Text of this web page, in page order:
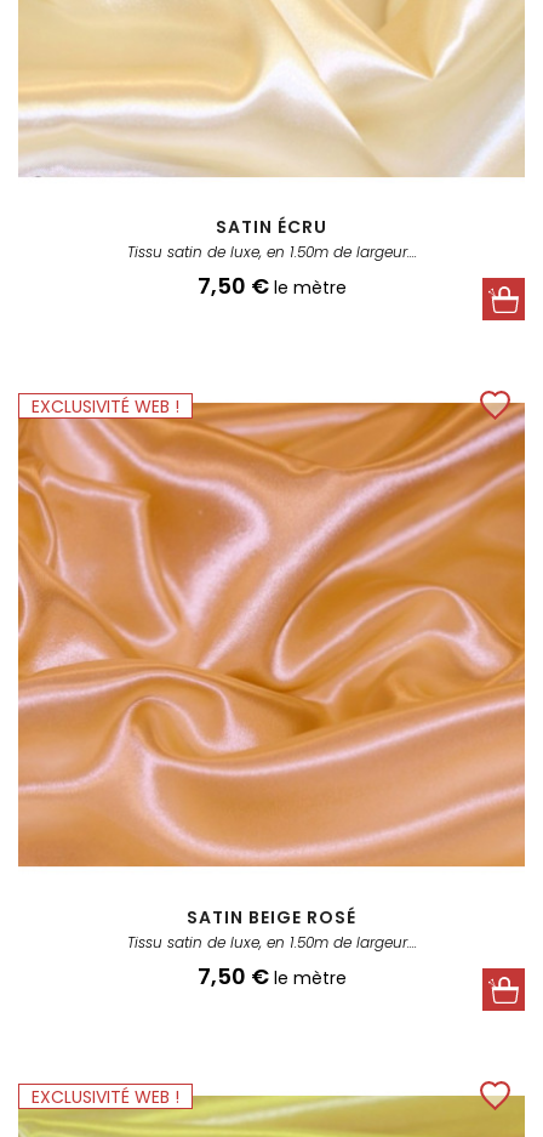
SATIN ÉCRU
Tissu satin de luxe, en 1.50m de largeur....
Prix
7,50 € le mètre
EXCLUSIVITÉ WEB !
SATIN BEIGE ROSÉ
Tissu satin de luxe, en 1.50m de largeur....
Prix
7,50 € le mètre
EXCLUSIVITÉ WEB !